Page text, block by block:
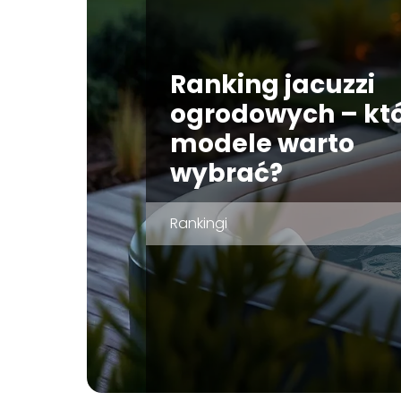
Ranking jacuzzi
ogrodowych –
modele warto
wybrać?
Rankingi